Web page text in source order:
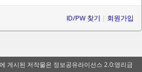
ID/PW 찾기 | 회원가입
게시된 저작물은 정보공유라이선스 2.0:영리금